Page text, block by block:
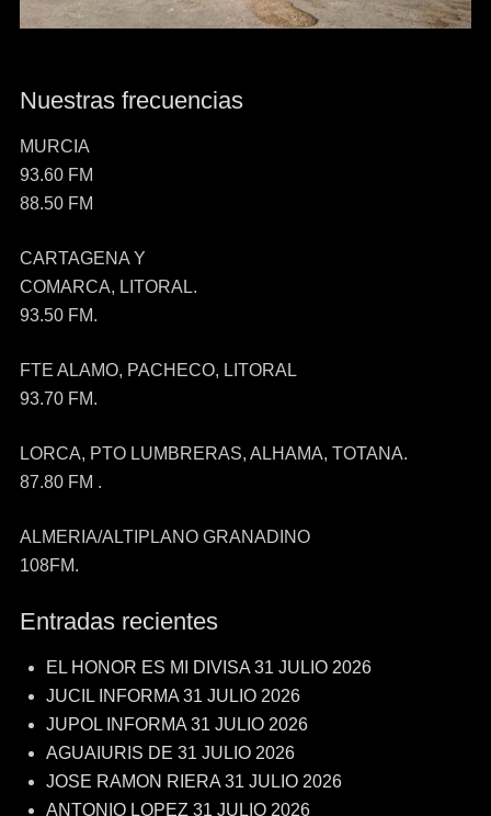
Nuestras frecuencias
MURCIA
93.60 FM
88.50 FM
CARTAGENA Y
COMARCA, LITORAL.
93.50 FM.
FTE ALAMO, PACHECO, LITORAL
93.70 FM.
LORCA, PTO LUMBRERAS, ALHAMA, TOTANA.
87.80 FM .
ALMERIA/ALTIPLANO GRANADINO
108FM.
Entradas recientes
EL HONOR ES MI DIVISA 31 JULIO 2026
JUCIL INFORMA 31 JULIO 2026
JUPOL INFORMA 31 JULIO 2026
AGUAIURIS DE 31 JULIO 2026
JOSE RAMON RIERA 31 JULIO 2026
ANTONIO LOPEZ 31 JULIO 2026